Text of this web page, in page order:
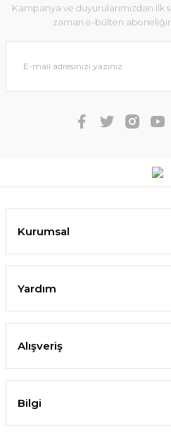
Kampanya ve duyurularımızdan ilk
zaman e-bülten
Kurumsal
Yardım
Alışveriş
Bilgi